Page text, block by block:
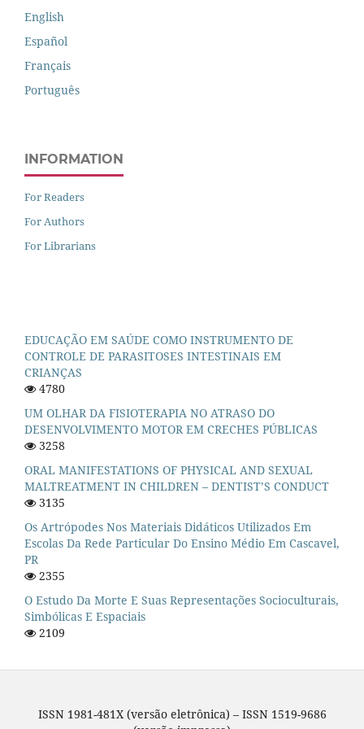
English
Español
Français
Português
INFORMATION
For Readers
For Authors
For Librarians
EDUCAÇÃO EM SAÚDE COMO INSTRUMENTO DE
CONTROLE DE PARASITOSES INTESTINAIS EM
CRIANÇAS
4780
UM OLHAR DA FISIOTERAPIA NO ATRASO DO
DESENVOLVIMENTO MOTOR EM CRECHES PÚBLICAS
3258
ORAL MANIFESTATIONS OF PHYSICAL AND SEXUAL
MALTREATMENT IN CHILDREN – DENTIST’S CONDUCT
3135
Os Artrópodes Nos Materiais Didáticos Utilizados Em
Escolas Da Rede Particular Do Ensino Médio Em Cascavel,
PR
2355
O Estudo Da Morte E Suas Representações Socioculturais,
Simbólicas E Espaciais
2109
ISSN 1981-481X (versão eletrônica) – ISSN 1519-9686